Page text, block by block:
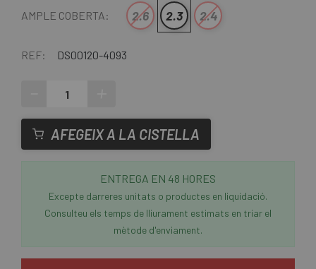
AMPLE COBERTA: 2.6 2.3 2.4
REF: DS00120-4093
AFEGEIX A LA CISTELLA
ENTREGA EN 48 HORES
Excepte darreres unitats o productes en liquidació.
Consulteu els temps de lliurament estimats en triar el
mètode d'enviament.